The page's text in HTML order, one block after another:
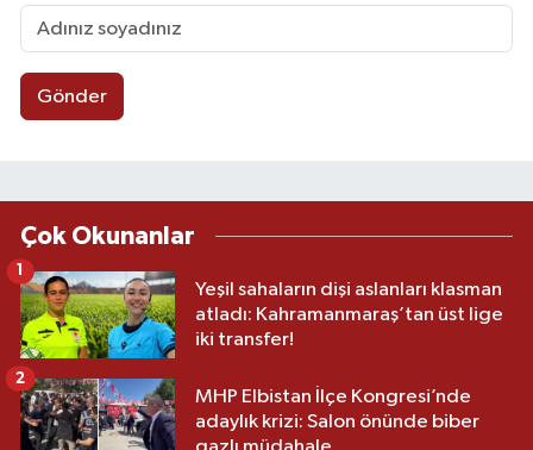
Gönder
Çok Okunanlar
Yeşil sahaların dişi aslanları klasman
atladı: Kahramanmaraş’tan üst lige
iki transfer!
1
MHP Elbistan İlçe Kongresi’nde
adaylık krizi: Salon önünde biber
2